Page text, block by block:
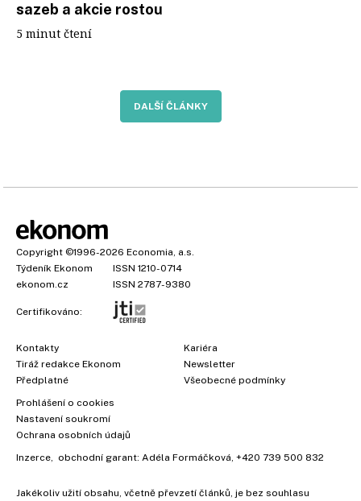
sazeb a akcie rostou
5 minut čtení
DALŠÍ ČLÁNKY
Copyright ©1996-2026 Economia, a.s.
Týdeník Ekonom
ISSN 1210-0714
ekonom.cz
ISSN 2787-9380
Certifikováno:
Kontakty
Tiráž redakce Ekonom
Předplatné
Kariéra
Newsletter
Všeobecné podmínky
Prohlášení o cookies
Nastavení soukromí
Ochrana osobních údajů
Inzerce, obchodní garant: Adéla Formáčková, +420 739 500 832
Jakékoliv užití obsahu, včetně převzetí článků, je bez souhlasu